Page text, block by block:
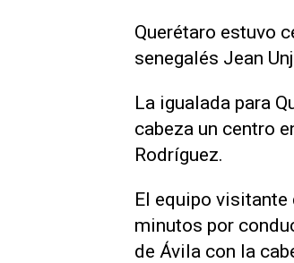
Querétaro estuvo
senegalés Jean
La igualada para
cabeza un centro
Rodríguez.
El equipo
minutos ⁠por
de Ávila con la